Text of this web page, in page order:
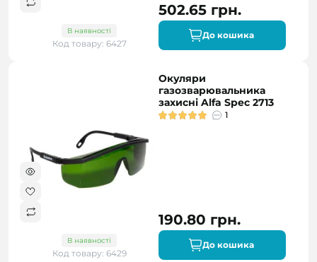
В наявності
Код товару: 6427
502.65 грн.
До кошика
В наявності
Код товару: 6429
Окуляри
газозварювальника
захисні Alfa Spec 2713
1
190.80 грн.
До кошика